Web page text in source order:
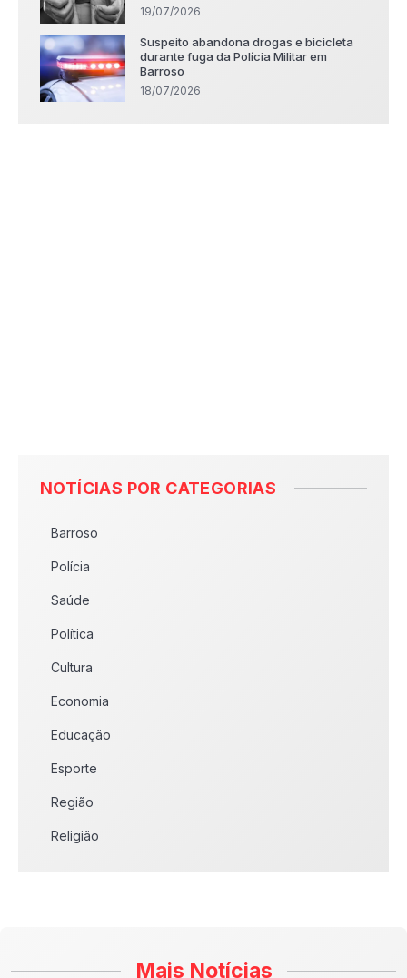
19/07/2026
Suspeito abandona drogas e bicicleta
durante fuga da Polícia Militar em
Barroso
18/07/2026
NOTÍCIAS POR CATEGORIAS
Barroso
Polícia
Saúde
Política
Cultura
Economia
Educação
Esporte
Região
Religião
Mais Notícias